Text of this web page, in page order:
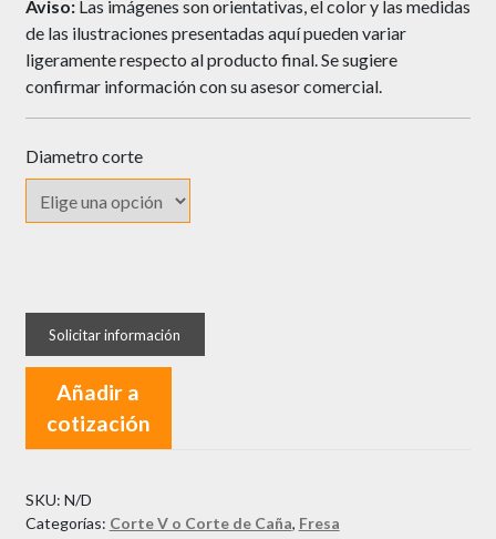
Aviso: Las imágenes son orientativas, el color y las medidas
de las ilustraciones presentadas aquí pueden variar
ligeramente respecto al producto final. Se sugiere
confirmar información con su asesor comercial.
Diametro corte
Welldone
Corte
Espigo
1/4
Añadir a
cotización
SKU: N/D
Categorías: Corte V o Corte de Caña, Fresa